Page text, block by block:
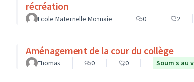
récréation
Ecole Maternelle Monnaie 0 2
Aménagement de la cour du collège
Thomas 0 0 Soumis au